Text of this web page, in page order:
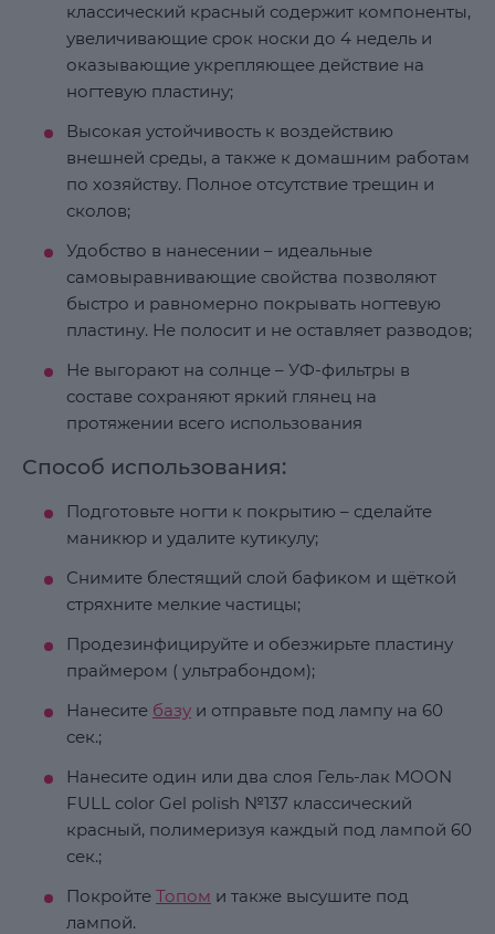
классический красный содержит компоненты,
увеличивающие срок носки до 4 недель и
оказывающие укрепляющее действие на
ногтевую пластину;
Высокая устойчивость к воздействию
внешней среды, а также к домашним работам
по хозяйству. Полное отсутствие трещин и
сколов;
Удобство в нанесении – идеальные
самовыравнивающие свойства позволяют
быстро и равномерно покрывать ногтевую
пластину. Не полосит и не оставляет разводов;
Не выгорают на солнце – УФ-фильтры в
составе сохраняют яркий глянец на
протяжении всего использования
Способ использования:
Подготовьте ногти к покрытию – сделайте
маникюр и удалите кутикулу;
Снимите блестящий слой бафиком и щёткой
стряхните мелкие частицы;
Продезинфицируйте и обезжирьте пластину
праймером ( ультрабондом);
Нанесите базу и отправьте под лампу на 60
сек.;
Нанесите один или два слоя Гель-лак MOON
FULL color Gel polish №137 классический
красный, полимеризуя каждый под лампой 60
сек.;
Покройте Топом и также высушите под
лампой.